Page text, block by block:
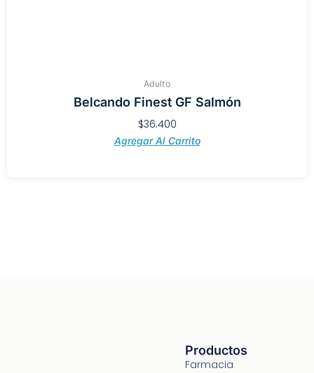
Adulto
Belcando Finest GF Salmón
$36.400
Agregar Al Carrito
Productos
Farmacia